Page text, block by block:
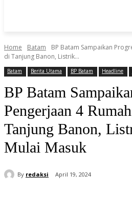
Home Batam
BP Batam Sampaikan
di Tanjung Banon, Listrik...
Batam Berita Utama BP Batam Headline
BP Batam
Pengerjaan 4
Tanjung Banon,
Mulai Masuk
By redaksi April 19, 2024